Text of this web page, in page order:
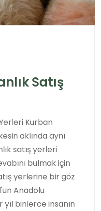
Satış
Kurban
aklında aynı
satış yerleri
bulmak için
yerlerine bir göz
Anadolu
binlerce insanın